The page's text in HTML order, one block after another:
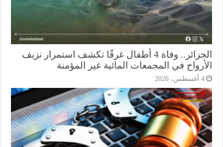
الجزائر.. وفاة 4 أطفال غرقًا تكشف استمرار نزيف
في المجمعات المائية غير المؤمنة